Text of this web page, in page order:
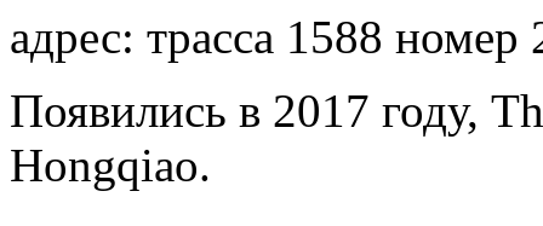
адрес: трасса 1588
Появились в 2017 году,
Hongqiao.